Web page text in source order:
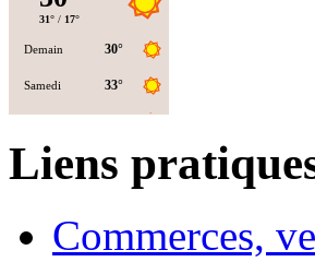
Liens
Commerces,